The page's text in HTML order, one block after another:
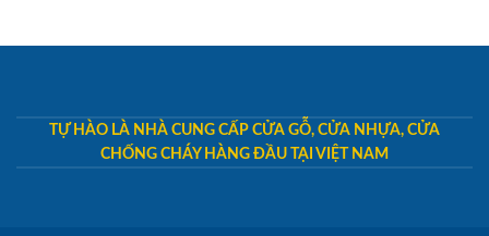
TỰ HÀO LÀ NHÀ CUNG CẤP CỬA GỖ, CỬA NHỰA, CỬA
CHỐNG CHÁY HÀNG ĐẦU TẠI VIỆT NAM